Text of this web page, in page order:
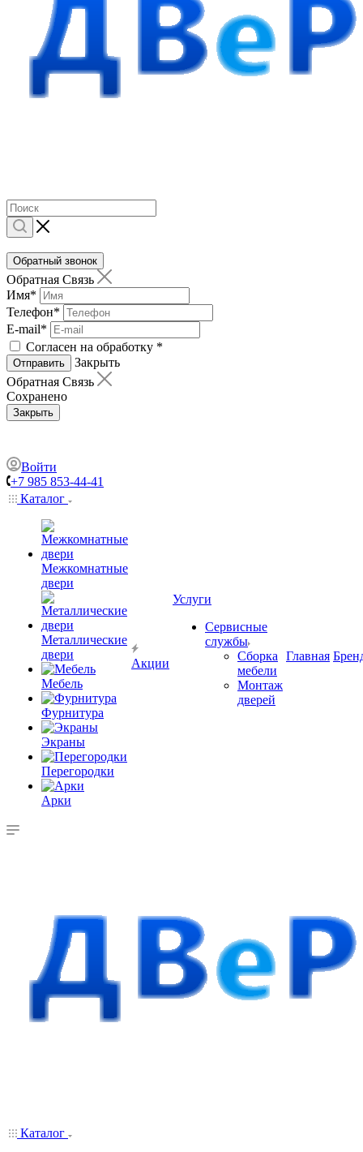
Обратный звонок
Обратная Связь
Имя*
Телефон*
E-mail*
Согласен на обработку *
Отправить
Закрыть
Обратная Связь
Сохранено
Закрыть
Войти
+7 985 853-44-41
Каталог
Межкомнатные
двери
Металлические
двери
Мебель
Фурнитура
Экраны
Перегородки
Арки
Акции
Услуги
Сервисные
службы
Сборка
мебели
Монтаж
дверей
Главная
Каталог